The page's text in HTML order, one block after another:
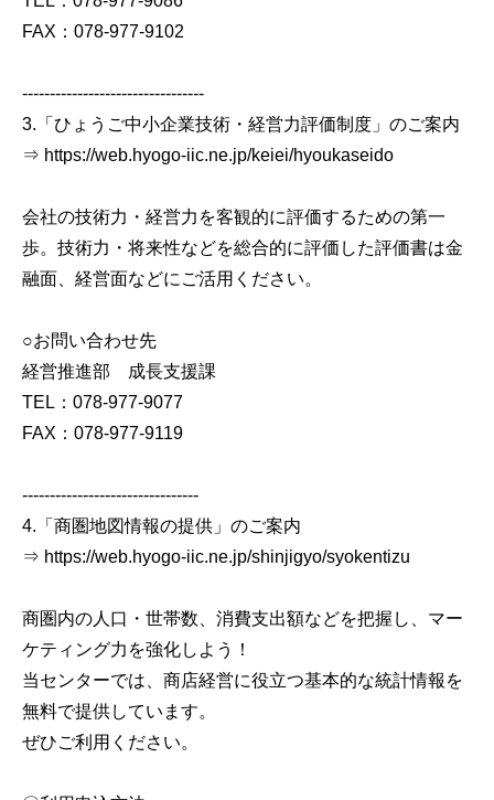
FAX：078-977-9102
---------------------------------
3.「ひょうご中小企業技術・経営力評価制度」のご案内
⇒ https://web.hyogo-iic.ne.jp/keiei/hyoukaseido
会社の技術力・経営力を客観的に評価するための第一
歩。技術力・将来性などを総合的に評価した評価書は金
融面、経営面などにご活用ください。
○お問い合わせ先
経営推進部 成長支援課
TEL：078-977-9077
FAX：078-977-9119
--------------------------------
4.「商圏地図情報の提供」のご案内
⇒ https://web.hyogo-iic.ne.jp/shinjigyo/syokentizu
商圏内の人口・世帯数、消費支出額などを把握し、マー
ケティング力を強化しよう！
当センターでは、商店経営に役立つ基本的な統計情報を
無料で提供しています。
ぜひご利用ください。